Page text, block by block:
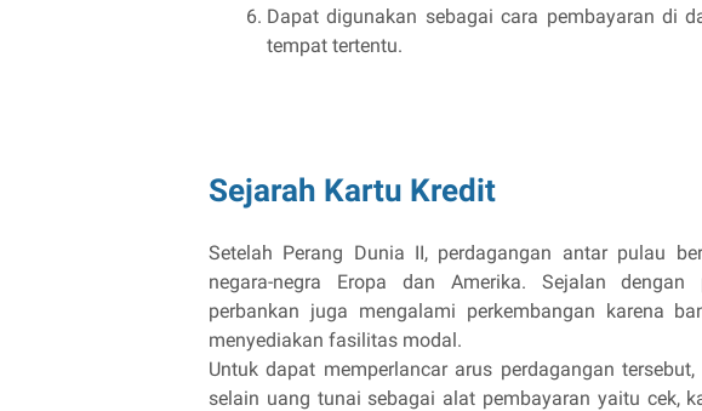
Dapat digunakan sebagai cara pembayaran di
tempat tertentu.
Sejarah Kartu Kredit
Setelah Perang Dunia II, perdagangan antar pulau
negara-negra Eropa dan Amerika. Sejalan dengan
perbankan juga mengalami perkembangan karena
menyediakan fasilitas modal.
Untuk dapat memperlancar arus perdagangan
selain uang tunai sebagai alat pembayaran yaitu cek,